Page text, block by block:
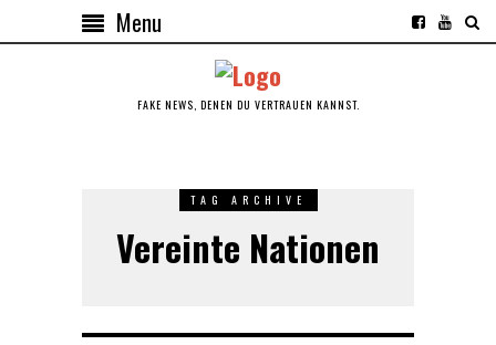
Menu
FAKE NEWS, DENEN DU VERTRAUEN KANNST.
TAG ARCHIVE
Vereinte Nationen